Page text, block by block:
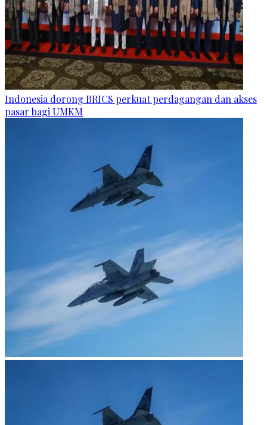
Indonesia dorong BRICS perkuat perdagangan dan akses
pasar bagi UMKM